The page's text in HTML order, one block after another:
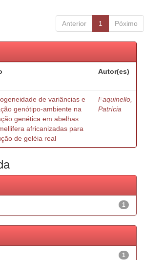
Anterior 1 Póximo
Autor(es)
de variâncias e
genótipo-ambiente na
genética em abelhas
africanizadas para
de geléia real
Faquinello,
Patrícia
1
1